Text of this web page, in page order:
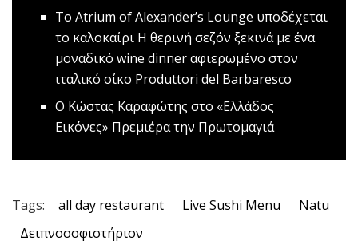
To Atrium of Alexander’s Lounge υποδέχεται
το καλοκαίρι Η θερινή σεζόν ξεκινά με ένα
μοναδικό wine dinner αφιερωμένο στον
ιταλικό οίκο Produttori del Barbaresco
Ο Κώστας Καραφώτης στο «Ελλάδος
Εικόνες» Πρεμιέρα την Πρωτομαγιά
Tags: all day restaurant Live Sushi Menu
Natu
Δειπνοσοφιστήριον